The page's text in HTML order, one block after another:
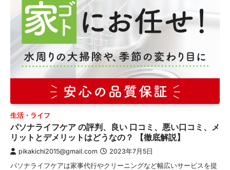
生活・ライフ
パソナライフケア の評判、良い 口コミ、悪い口コミ、メ
リットとデメリットはどうなの？ 【徹底解説】
pikakichi2015@gmail.com 2023年7月5日
パソナライフケアは家事代行やクリーニングなど幅広いサービスを提